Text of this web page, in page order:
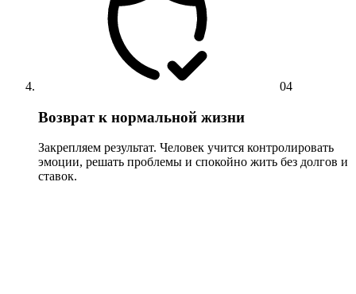
04
Возврат к нормальной жизни
Закрепляем результат. Человек учится контролировать
эмоции, решать проблемы и спокойно жить без долгов и
ставок.